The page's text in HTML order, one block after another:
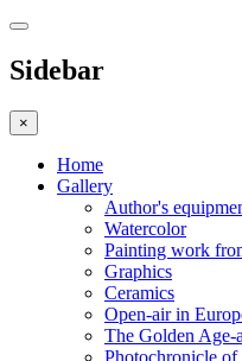
Sidebar
×
Home
Gallery
Author's
Watercolor
Painting work
Graphics
Сeramics
Open-air in
The Golden Age-
Photochronicle